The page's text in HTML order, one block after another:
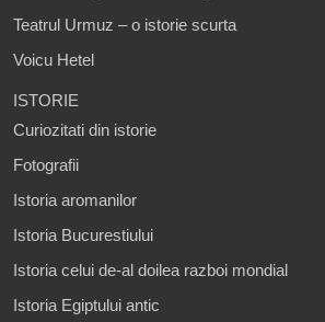
Teatrul Urmuz – o istorie scurta
Voicu Hetel
ISTORIE
Curiozitati din istorie
Fotografii
Istoria aromanilor
Istoria Bucurestiului
Istoria celui de-al doilea razboi mondial
Istoria Egiptului antic